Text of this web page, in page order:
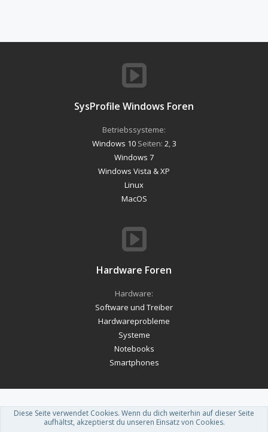
SysProfile Windows Foren
Betriebssysteme:
Windows 10Seiten: 2 3
Windows 7
Windows Vista & XP
Linux
MacOS
Hardware Foren
Hardware:
Software und Treiber
Hardwareprobleme
Systeme
Notebooks
Smartphones
Forum software by XenForo™-Deutsch von xenDach
Theme designed by ThemeHouse.
Diese Seite verwendet Cookies. Wenn du dich weiterhin auf dieser Seite
aufhältst, akzeptierst du unseren Einsatz von Cookies.